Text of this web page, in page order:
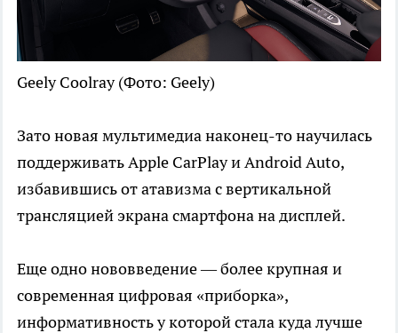
Geely Coolray (Фото: Geely)
Зато новая мультимедиа наконец-то научилась
поддерживать Apple CarPlay и Android Auto,
избавившись от атавизма с вертикальной
трансляцией экрана смартфона на дисплей.
Еще одно нововведение — более крупная и
современная цифровая «приборка»,
информативность у которой стала куда лучше